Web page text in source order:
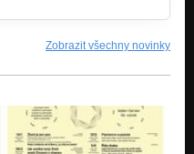
Zobrazit všechny novinky